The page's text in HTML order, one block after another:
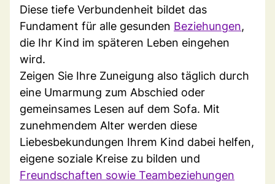
Diese tiefe Verbundenheit bildet das
Fundament für alle gesunden Beziehungen,
die Ihr Kind im späteren Leben eingehen
wird.
Zeigen Sie Ihre Zuneigung also täglich durch
eine Umarmung zum Abschied oder
gemeinsames Lesen auf dem Sofa. Mit
zunehmendem Alter werden diese
Liebesbekundungen Ihrem Kind dabei helfen,
eigene soziale Kreise zu bilden und
Freundschaften sowie Teambeziehungen